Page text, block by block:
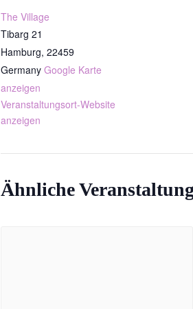
The Village
Tibarg 21
Hamburg, 22459
Germany Google Karte
anzeigen
Veranstaltungsort-Website
anzeigen
Ähnliche